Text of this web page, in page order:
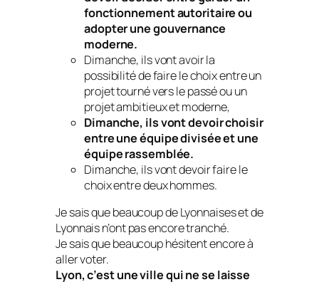
fonctionnement autoritaire ou
adopter une gouvernance
moderne.
Dimanche, ils vont avoir la
possibilité de faire le choix entre un
projet tourné vers le passé ou un
projet ambitieux et moderne,
Dimanche, ils vont devoir choisir
entre une équipe divisée et une
équipe rassemblée.
Dimanche, ils vont devoir faire le
choix entre deux hommes.
Je sais que beaucoup de Lyonnaises et de
Lyonnais n’ont pas encore tranché.
Je sais que beaucoup hésitent encore à
aller voter.
Lyon, c’est une ville qui ne se laisse